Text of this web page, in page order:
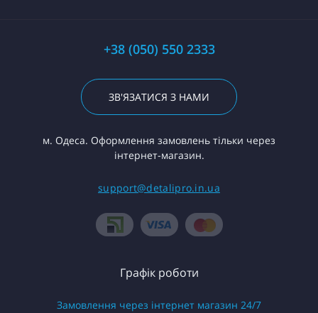
+38 (050) 550 2333
ЗВ'ЯЗАТИСЯ З НАМИ
м. Одеса. Оформлення замовлень тільки через
інтернет-магазин.
support@detalipro.in.ua
Графік роботи
Замовлення через інтернет магазин 24/7